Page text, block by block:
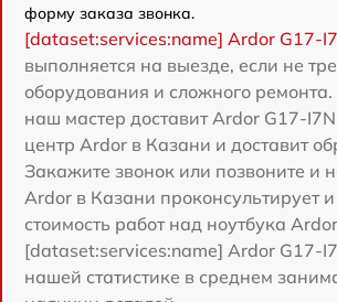
форму заказа звонка.
[dataset:services:name] Ardor G17-
выполняется на выезде, если не
оборудования и сложного ремонта.
наш мастер доставит Ardor G17-
центр Ardor в Казани и доставит
Закажите звонок или позвоните и
Ardor в Казани проконсультирует и
стоимость работ над ноутбука
[dataset:services:name] Ardor G17-
нашей статистике в среднем